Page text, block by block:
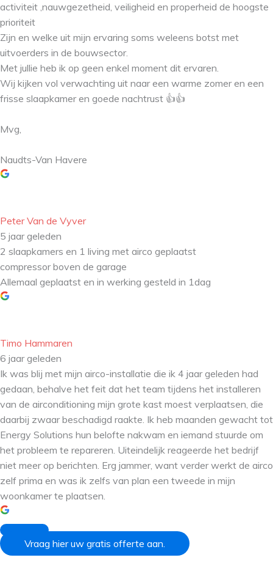
activiteit ,nauwgezetheid, veiligheid en properheid de hoogste
prioriteit
Zijn en welke uit mijn ervaring soms weleens botst met
uitvoerders in de bouwsector.
Met jullie heb ik op geen enkel moment dit ervaren.
Wij kijken vol verwachting uit naar een warme zomer en een
frisse slaapkamer en goede nachtrust 👍👍
Mvg,
Naudts-Van Havere
Peter Van de Vyver
5 jaar geleden
2 slaapkamers en 1 living met airco geplaatst
compressor boven de garage
Allemaal geplaatst en in werking gesteld in 1dag
Timo Hammaren
6 jaar geleden
Ik was blij met mijn airco-installatie die ik 4 jaar geleden had
gedaan, behalve het feit dat het team tijdens het installeren
van de airconditioning mijn grote kast moest verplaatsen, die
daarbij zwaar beschadigd raakte. Ik heb maanden gewacht tot
Energy Solutions hun belofte nakwam en iemand stuurde om
het probleem te repareren. Uiteindelijk reageerde het bedrijf
niet meer op berichten. Erg jammer, want verder werkt de airco
zelf prima en was ik zelfs van plan een tweede in mijn
woonkamer te plaatsen.
Vraag hier uw gratis offerte aan.